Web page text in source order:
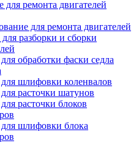
для ремонта двигателей
для ремонта двигателей
разборки и сборки
обработки фаски седла
шлифовки коленвалов
расточки шатунов
расточки блоков
шлифовки блока